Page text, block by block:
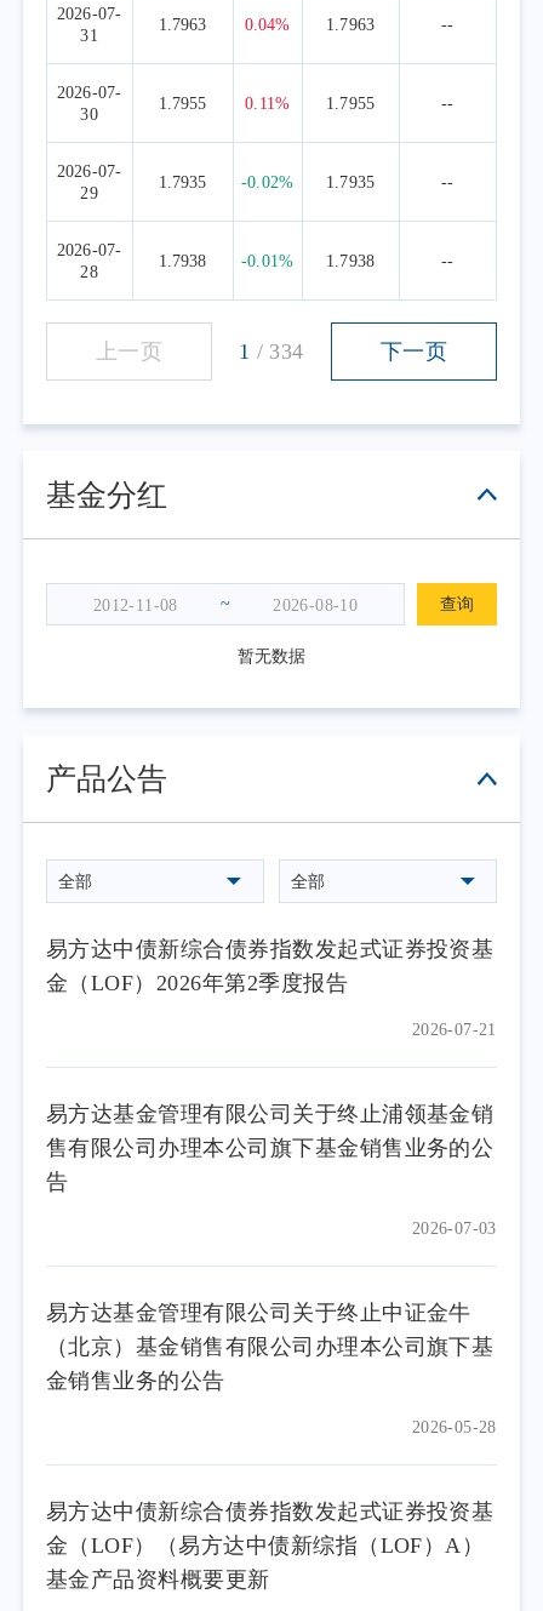
2026-07-
31
1.7963 0.04% 1.7963 --
2026-07-
30
1.7955 0.11% 1.7955 --
2026-07-
29
1.7935 -0.02% 1.7935 --
2026-07-
28
1.7938 -0.01% 1.7938 --
上一页 1 / 334 下一页
基金分红
~ 查询
暂无数据
产品公告
全部 全部
易方达中债新综合债券指数发起式证券投资基
金（LOF）2026年第2季度报告
2026-07-21
易方达基金管理有限公司关于终止浦领基金销
售有限公司办理本公司旗下基金销售业务的公
告
2026-07-03
易方达基金管理有限公司关于终止中证金牛
（北京）基金销售有限公司办理本公司旗下基
金销售业务的公告
2026-05-28
易方达中债新综合债券指数发起式证券投资基
金（LOF）（易方达中债新综指（LOF）A）
基金产品资料概要更新